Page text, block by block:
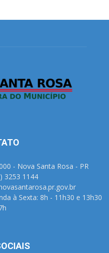
- Nova Santa Rosa - PR
3253 1144
à Sexta: 8h - 11h30 e 13h30